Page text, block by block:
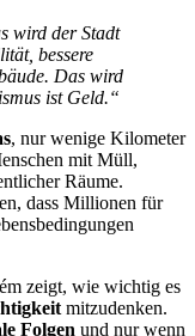
wird der Stadt
bessere
Das wird
ist Geld.“
, nur wenige Kilometer
mit Müll,
Räume.
dass Millionen für
zeigt, wie wichtig es
mitzudenken.
Folgen und nur wenn